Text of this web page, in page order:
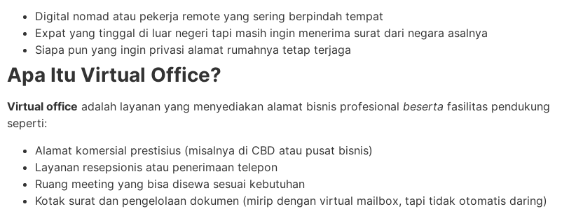
Digital nomad atau pekerja remote yang sering berpindah tempat
Expat yang tinggal di luar negeri tapi masih ingin menerima surat dari negara asalnya
Siapa pun yang ingin privasi alamat rumahnya tetap terjaga
Apa Itu Virtual Office?
Virtual office adalah layanan yang menyediakan alamat bisnis profesional beserta fasilitas pendukung
seperti:
Alamat komersial prestisius (misalnya di CBD atau pusat bisnis)
Layanan resepsionis atau penerimaan telepon
Ruang meeting yang bisa disewa sesuai kebutuhan
Kotak surat dan pengelolaan dokumen (mirip dengan virtual mailbox, tapi tidak otomatis daring)